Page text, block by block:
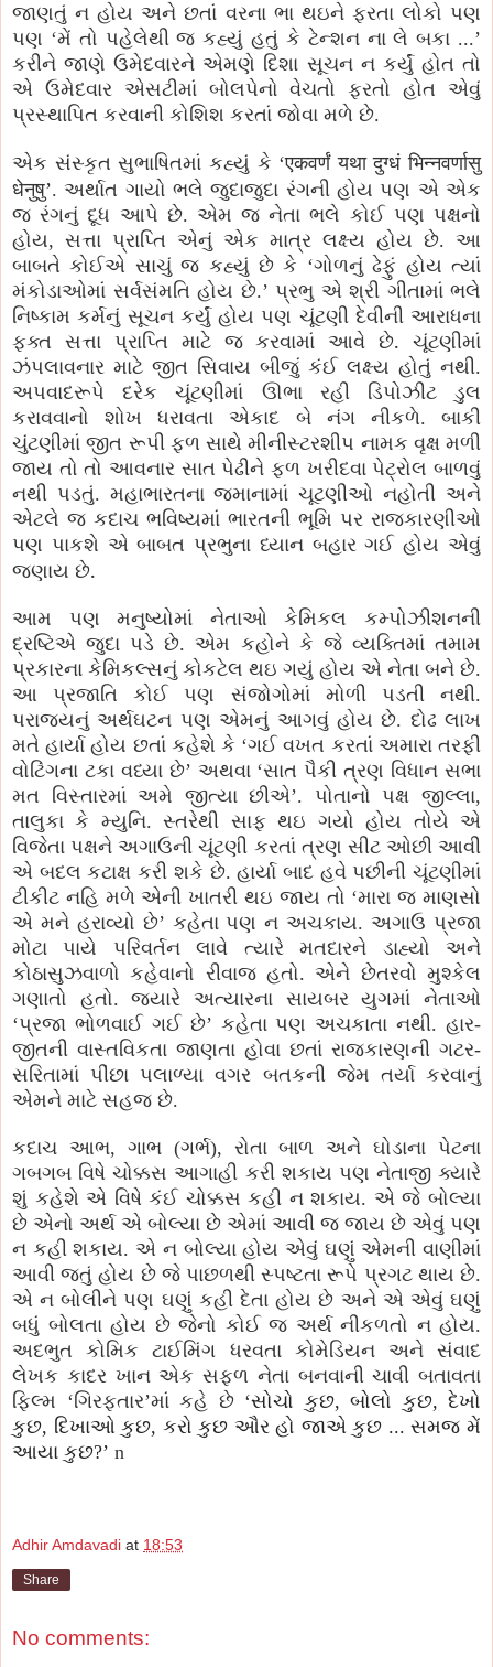
જાણતું ન હોય અને છતાં વરના ભા થઇને ફરતા લોકો પણ
પણ ‘મેં તો પહેલેથી જ કહ્યું હતું કે ટેન્શન ના લે બકા ...’
કરીને જાણે ઉમેદવારને એમણે દિશા સૂચન ન કર્યું હોત તો
એ ઉમેદવાર એસટીમાં બોલપેનો વેચતો ફરતો હોત એવું
પ્રસ્થાપિત કરવાની કોશિશ કરતાં જોવા મળે છે.
એક સંસ્કૃત સુભાષિતમાં કહ્યું કે ‘एकवर्णं यथा दुग्धं भिन्नवर्णासु
धेनुषु’. અર્થાત ગાયો ભલે જુદાજુદા રંગની હોય પણ એ એક
જ રંગનું દૂધ આપે છે. એમ જ નેતા ભલે કોઈ પણ પક્ષનો
હોય, સત્તા પ્રાપ્તિ એનું એક માત્ર લક્ષ્ય હોય છે. આ
બાબતે કોઈએ સાચું જ કહ્યું છે કે ‘ગોળનું ઢેફું હોય ત્યાં
મંકોડાઓમાં સર્વસંમતિ હોય છે.’ પ્રભુ એ શ્રી ગીતામાં ભલે
નિષ્કામ કર્મનું સૂચન કર્યું હોય પણ ચૂંટણી દેવીની આરાધના
ફક્ત સત્તા પ્રાપ્તિ માટે જ કરવામાં આવે છે.
ચૂંટણીમાં
ઝંપલાવનાર માટે જીત સિવાય બીજું કંઈ લક્ષ્ય હોતું નથી.
અપવાદરૂપે દરેક ચૂંટણીમાં ઊભા રહી ડિપોઝીટ ડુલ
કરાવવાનો શોખ ધરાવતા એકાદ બે નંગ નીકળે. બાકી
ચુંટણીમાં જીત રૂપી ફળ સાથે મીનીસ્ટરશીપ નામક વૃક્ષ મળી
જાય તો તો આવનાર સાત પેઢીને ફળ ખરીદવા પેટ્રોલ બાળવું
નથી પડતું. મહાભારતના જમાનામાં ચૂટણીઓ નહોતી અને
એટલે જ કદાચ ભવિષ્યમાં ભારતની ભૂમિ પર રાજકારણીઓ
પણ પાકશે એ બાબત પ્રભુના ધ્યાન બહાર ગઈ હોય એવું
જણાય છે.
આમ પણ મનુષ્યોમાં નેતાઓ કેમિકલ કમ્પોઝીશનની
દ્રષ્ટિએ જુદા પડે છે. એમ કહોને કે જે વ્યક્તિમાં તમામ
પ્રકારના કેમિકલ્સનું કોકટેલ થઇ ગયું હોય એ નેતા બને છે.
આ પ્રજાતિ કોઈ પણ સંજોગોમાં મોળી પડતી નથી.
પરાજયનું અર્થઘટન પણ એમનું આગવું હોય છે. દોઢ લાખ
મતે હાર્યા હોય છતાં કહેશે કે ‘ગઈ વખત કરતાં અમારા તરફી
વોટિંગના ટકા વધ્યા છે’ અથવા ‘સાત પૈકી ત્રણ વિધાન સભા
મત વિસ્તારમાં અમે જીત્યા છીએ’. પોતાનો પક્ષ જીલ્લા,
તાલુકા કે મ્યુનિ. સ્તરેથી સાફ થઇ ગયો હોય તોયે એ
વિજેતા પક્ષને અગાઉની ચૂંટણી કરતાં ત્રણ સીટ ઓછી આવી
એ બદલ કટાક્ષ કરી શકે છે. હાર્યા બાદ હવે પછીની ચૂંટણીમાં
ટીકીટ નહિ મળે એની ખાતરી થઇ જાય તો ‘મારા જ માણસો
એ મને હરાવ્યો છે’ કહેતા પણ ન અચકાય. અગાઉ પ્રજા
મોટા પાયે પરિવર્તન લાવે ત્યારે મતદારને ડાહ્યો અને
કોઠાસુઝવાળો કહેવાનો રીવાજ હતો. એને છેતરવો મુશ્કેલ
ગણાતો હતો. જયારે અત્યારના સાયબર યુગમાં નેતાઓ
‘પ્રજા ભોળવાઈ ગઈ છે’ કહેતા પણ અચકાતા નથી. હાર-
જીતની વાસ્તવિકતા જાણતા હોવા છતાં રાજકારણની ગટર-
સરિતામાં પીંછા પલાળ્યા વગર બતકની જેમ તર્યા કરવાનું
એમને માટે સહજ છે.
કદાચ આભ, ગાભ (ગર્ભ), રોતા બાળ અને ઘોડાના પેટના
ગબગબ વિષે ચોક્કસ આગાહી કરી શકાય પણ નેતાજી ક્યારે
શું કહેશે એ વિષે કંઈ ચોક્કસ કહી ન શકાય. એ જે બોલ્યા
છે એનો અર્થ એ બોલ્યા છે એમાં આવી જ જાય છે એવું પણ
ન કહી શકાય. એ ન બોલ્યા હોય એવું ઘણું એમની વાણીમાં
આવી જતું હોય છે જે પાછળથી સ્પષ્ટતા રૂપે પ્રગટ થાય છે.
એ ન બોલીને પણ ઘણું કહી દેતા હોય છે અને એ એવું ઘણું
બધું બોલતા હોય છે જેનો કોઈ જ અર્થ નીકળતો ન હોય.
અદભુત કોમિક ટાઈમિંગ ધરવતા કોમેડિયન અને સંવાદ
લેખક કાદર ખાન એક સફળ નેતા બનવાની ચાવી બતાવતા
ફિલ્મ ‘ગિરફ્તાર’માં કહે છે ‘સોચો કુછ, બોલો કુછ, દેખો
કુછ, દિખાઓ કુછ, કરો કુછ ઔર હો જાએ કુછ ... સમજ મેં
આયા કુછ?’ n
Adhir Amdavadi at 18:53
Share
No comments: